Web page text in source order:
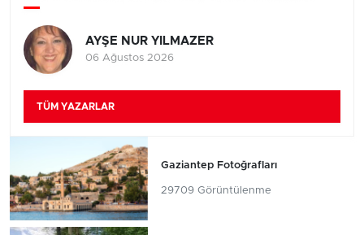
AYŞE NUR YILMAZER
06 Ağustos 2026
TÜM YAZARLAR
Gaziantep Fotoğrafları
29709 Görüntülenme